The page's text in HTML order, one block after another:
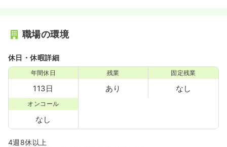
職場の環境
休日・休暇詳細
年間休日
113日
残業
あり
固定残業
なし
オンコール
なし
4週8休以上